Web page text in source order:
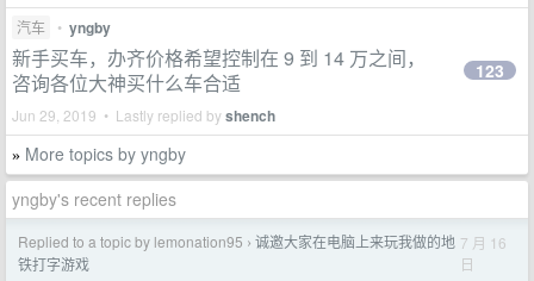
汽车 • yngby
新手买车，办齐价格希望控制在 9 到 14 万之间，
咨询各位大神买什么车合适
Jun 29, 2019 • Lastly replied byshench
123
» More topics by yngby
yngby's recent replies
Replied to a topic by lemonation95 › 诚邀大家在电脑上来玩我做的地
铁打字游戏
7 月 16
日